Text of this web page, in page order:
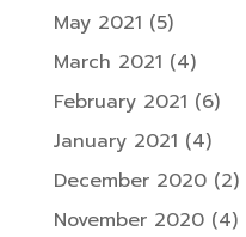
May 2021 (5)
March 2021 (4)
February 2021 (6)
January 2021 (4)
December 2020(2)
November 2020(4)